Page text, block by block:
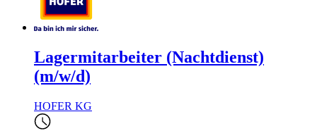
Lagermitarbeiter (Nachtdienst)
(m/w/d)
HOFER KG